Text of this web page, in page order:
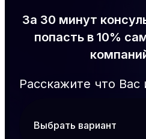
За 30 минут
попасть в 10%
Расскажите что Вас